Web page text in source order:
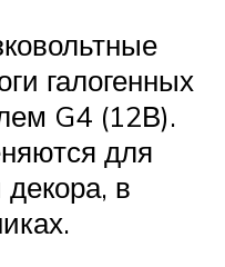
галогенных
G4 (12В).
для
в